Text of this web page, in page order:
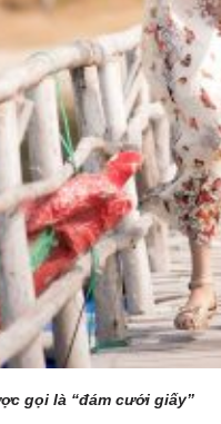
gọi là “đám cưới giấy”